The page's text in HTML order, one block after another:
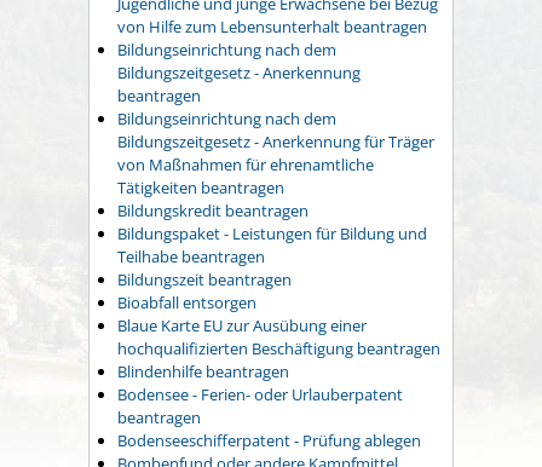
von Hilfe zum Lebensunterhalt beantragen
Bildungseinrichtung nach dem
Bildungszeitgesetz - Anerkennung
beantragen
Bildungseinrichtung nach dem
Bildungszeitgesetz - Anerkennung für Träger
von Maßnahmen für ehrenamtliche
Tätigkeiten beantragen
Bildungskredit beantragen
Bildungspaket - Leistungen für Bildung und
Teilhabe beantragen
Bildungszeit beantragen
Bioabfall entsorgen
Blaue Karte EU zur Ausübung einer
hochqualifizierten Beschäftigung beantragen
Blindenhilfe beantragen
Bodensee - Ferien- oder Urlauberpatent
beantragen
Bodenseeschifferpatent - Prüfung ablegen